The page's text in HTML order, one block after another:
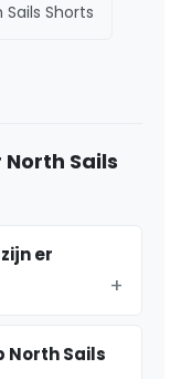
Sails Shorts
Sails
er
North Sails